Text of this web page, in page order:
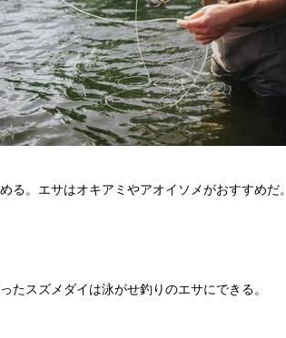
。エサはオキアミやアオイソメがおすすめだ。
スズメダイは泳がせ釣りのエサにできる。